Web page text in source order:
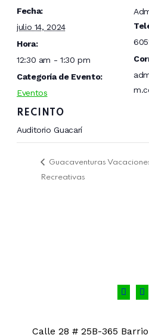
Fecha:
julio 14, 2024
Hora:
12:30 am - 1:30 pm
Categoría de Evento:
Eventos
RECINTO
Auditorio Guacarí
Guacaventuras
Recreativas
Calle 28 # 25B-365